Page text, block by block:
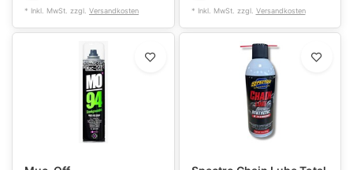
* Inkl. MwSt. zzgl. Versandkosten * Inkl. MwSt. zzgl. Versandkosten